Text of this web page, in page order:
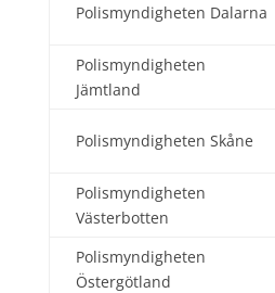
Polismyndigheten Dalarna
Polismyndigheten
Jämtland
Polismyndigheten Skåne
Polismyndigheten
Västerbotten
Polismyndigheten
Östergötland